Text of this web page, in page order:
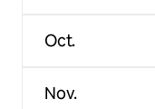
Oct.
Nov.